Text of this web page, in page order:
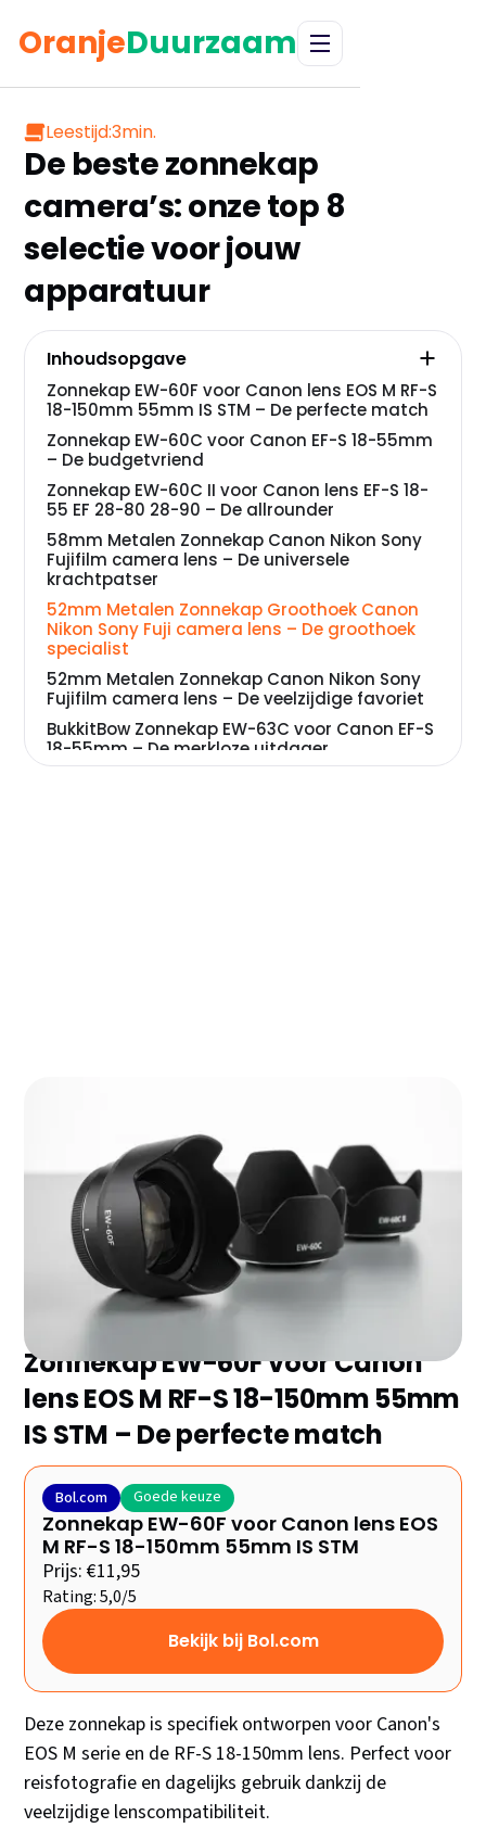
OranjeDuurzaam
Leestijd:3min.
De beste zonnekap
camera’s: onze top 8
selectie voor jouw
apparatuur
Zoek je de beste zonnekap camera zonder eindeloos
te vergelijken? Wij hebben de 8 topmodellen van 2026
voor je geselecteerd en de belangrijkste plus- en
minpunten op een rij gezet. Ontdek snel welke het
beste bij jouw camera en budget past!
Zonnekap EW-60F voor Canon
lens EOS M RF-S 18-150mm 55mm
IS STM – De perfecte match
Bol.com Goede keuze
Zonnekap EW-60F voor Canon lens EOS
M RF-S 18-150mm 55mm IS STM
Prijs: €11,95
Rating: 5,0/5
Bekijk bij Bol.com
Deze zonnekap is specifiek ontworpen voor Canon's
EOS M serie en de RF-S 18-150mm lens. Perfect voor
reisfotografie en dagelijks gebruik dankzij de
veelzijdige lenscompatibiliteit.
Inhoudsopgave
Zonnekap EW-60F voor Canon lens EOS M RF-S
18-150mm 55mm IS STM – De perfecte match
Zonnekap EW-60C voor Canon EF-S 18-55mm
– De budgetvriend
Zonnekap EW-60C II voor Canon lens EF-S 18-
55 EF 28-80 28-90 – De allrounder
58mm Metalen Zonnekap Canon Nikon Sony
Fujifilm camera lens – De universele
krachtpatser
52mm Metalen Zonnekap Groothoek Canon
Nikon Sony Fuji camera lens – De groothoek
specialist
52mm Metalen Zonnekap Canon Nikon Sony
Fujifilm camera lens – De veelzijdige favoriet
BukkitBow Zonnekap EW-63C voor Canon EF-S
18-55mm – De merkloze uitdager